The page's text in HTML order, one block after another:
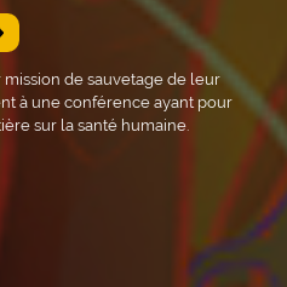
de sauvetage de leur
à une conférence ayant pour
sur la santé humaine.